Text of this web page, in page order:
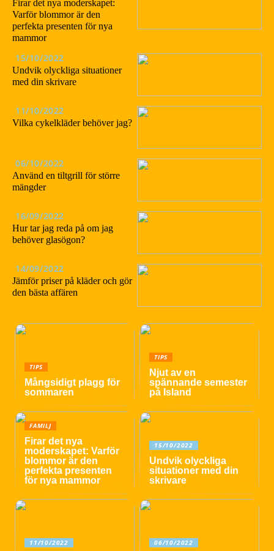
Firar det nya moderskapet:
Varför blommor är den
perfekta presenten för nya
mammor
15/10/2022
Undvik olyckliga situationer
med din skrivare
11/10/2022
Vilka cykelkläder behöver jag?
06/10/2022
Använd en tiltgrill för större
mängder
16/09/2022
Hur tar jag reda på om jag
behöver glasögon?
14/09/2022
Jämför priser på kläder och gör
den bästa affären
TIPS
Mångsidigt plagg för
sommaren
TIPS
Njut av en
spännande semester
på Island
FAMILJ
Firar det nya
moderskapet: Varför
blommor är den
perfekta presenten
för nya mammor
15/10/2022
Undvik olyckliga
situationer med din
skrivare
11/10/2022 06/10/2022